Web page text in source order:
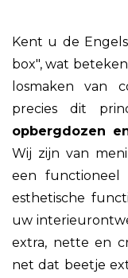
Kent u de
box", wat
losmaken van
precies dit
opbergdozen
Wij zijn van
een functioneel
esthetische
uw
extra, nette en
net dat beetje